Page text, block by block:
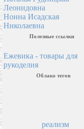
Леонидовна
Нонна Исадская
Николаевна
Полезные ссылки
Ежевика - товары для
рукоделия
Облако тегов
реализм